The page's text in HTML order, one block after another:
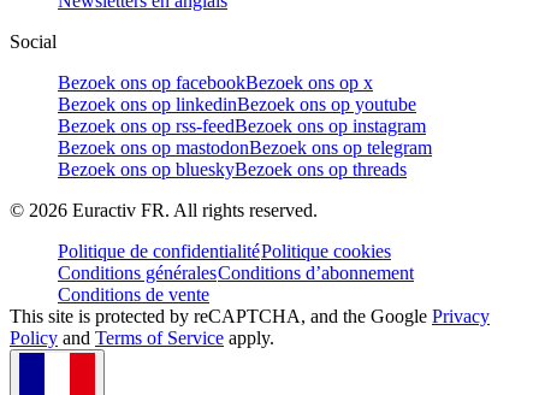
Social
Bezoek ons op facebookBezoek ons op x
Bezoek ons op linkedinBezoek ons op youtube
Bezoek ons op rss-feedBezoek ons op instagram
Bezoek ons op mastodonBezoek ons op telegram
Bezoek ons op blueskyBezoek ons op threads
© 2026 Euractiv FR. All rights reserved.
Politique de confidentialitéPolitique cookies
Conditions généralesConditions d’abonnement
Conditions de vente
This site is protected by reCAPTCHA, and the Google Privacy
Policy and Terms of Service apply.